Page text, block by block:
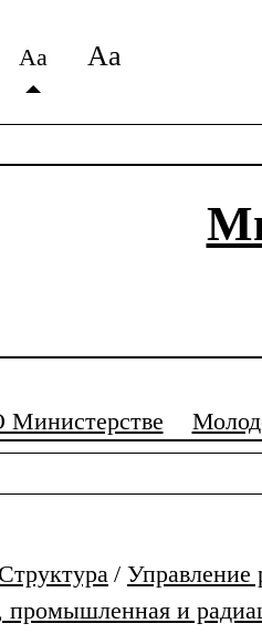
Аа Аа
Министерстве
Структура / Управление
промышленная и